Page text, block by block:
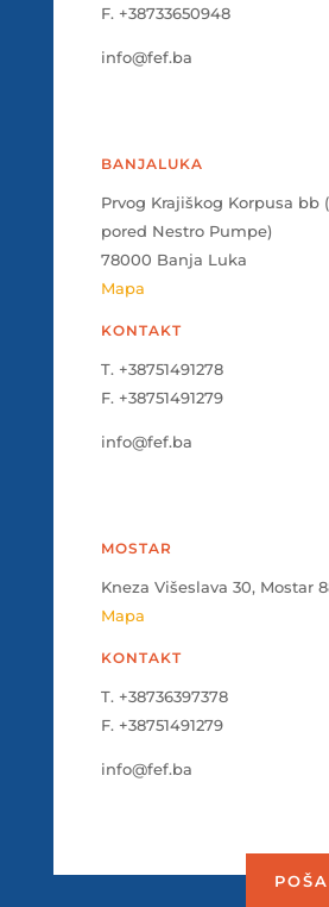
F. +38733650948
info@fef.ba
BANJALUKA
Prvog Krajiškog Korpusa bb
pored Nestro Pumpe)
78000 Banja Luka
Mapa
KONTAKT
T. +38751491278
F. +38751491279
info@fef.ba
MOSTAR
Kneza Višeslava 30, Mostar
Mapa
KONTAKT
T. +38736397378
F. +38751491279
info@fef.ba